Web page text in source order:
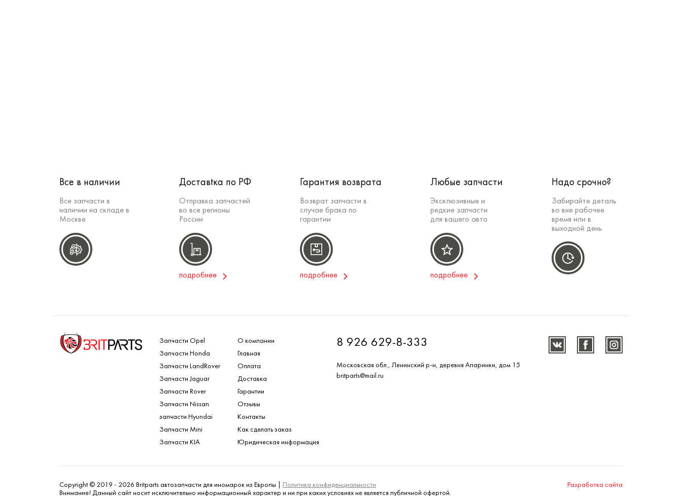
Все в наличии
Все запчасти в
наличии на складе в
Москве
Доставtка по РФ
Отправка запчастей
во все регионы
России
подробнее
Гарантия возврата
Возврат запчасти в
случае брака по
гарантии
подробнее
Любые запчасти
Эксклюзивные и
редкие запчасти
для вашего авто
подробнее
Надо срочно?
Забирайте деталь
во вне рабочее
время или в
выходной день
Запчасти Opel
Запчасти Honda
Запчасти LandRover
Запчасти Jaguar
Запчасти Rover
Запчасти Nissan
запчасти Hyundai
Запчасти Mini
Запчасти KIA
О компании
Главная
Оплата
Доставка
Гарантии
Отзывы
Контакты
Как сделать заказ
Юридическая информация
8 926 629-8-333
Московская обл., Ленинский р-н, деревня Апаринки, дом 15
britparts@mail.ru
Copyright © 2019 - 2026 Britparts автозапчасти для иномарок из Европы |
Политика конфиденциальности
Внимание! Данный сайт носит исключительно информационный характер и ни при каких условиях не является публичной офертой.
Разработка сайта